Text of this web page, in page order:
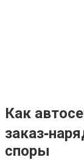
Как
споры